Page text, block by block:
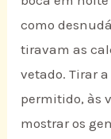
como
tiravam as
vetado. Tirar
permitido, às
mostrar os